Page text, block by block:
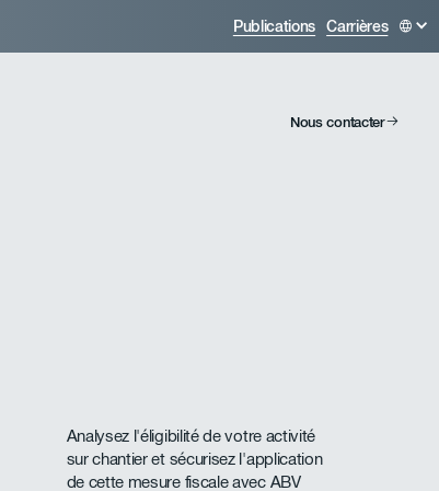
Publications Carrières
Nous contacter
Analysez l'éligibilité de votre activité
sur chantier et sécurisez l'application
de cette mesure fiscale avec ABV